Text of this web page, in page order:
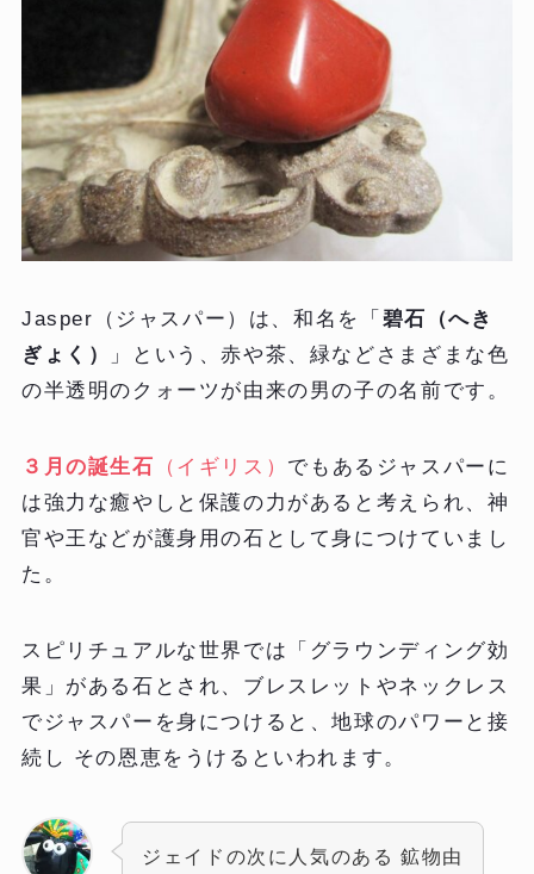
Jasper（ジャスパー）は、和名を「 碧石（へき
ぎょく）
」という、赤や茶、緑などさまざまな色
の半透明のクォーツが由来の男の子の名前です。
３月の誕生石 （イギリス） でもあるジャスパーに
は強力な癒やしと保護の力があると考えられ、神
官や王などが護身用の石として身につけていまし
た。
スピリチュアルな世界では「グラウンディング効
果」がある石とされ、ブレスレットやネックレス
でジャスパーを身につけると、地球のパワーと接
続し その恩恵をうけるといわれます。
ジェイドの次に人気のある 鉱物由